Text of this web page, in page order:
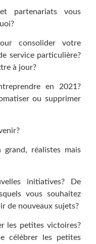
partenariats vous
consolider votre
service particulière?
à jour?
en 2021?
ou supprimer
réalistes mais
initiatives? De
vous souhaitez
de nouveaux sujets?
les petites victoires?
célébrer les petites